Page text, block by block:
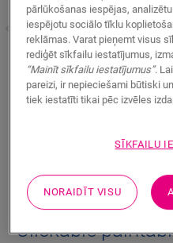
Clickable
pārlūkošanas iespējas,
iespējotu sociālo tīklu
reklāmas. Varat pieņemt visus
rediģēt sīkfailu iestatījumus,
“Mainīt sīkfailu iestatījumus”.
pareizi, ir nepieciešami būtiski
tiek iestatīti tikai pēc izvēles
SĪKFAILU
NORAIDĪT VISU